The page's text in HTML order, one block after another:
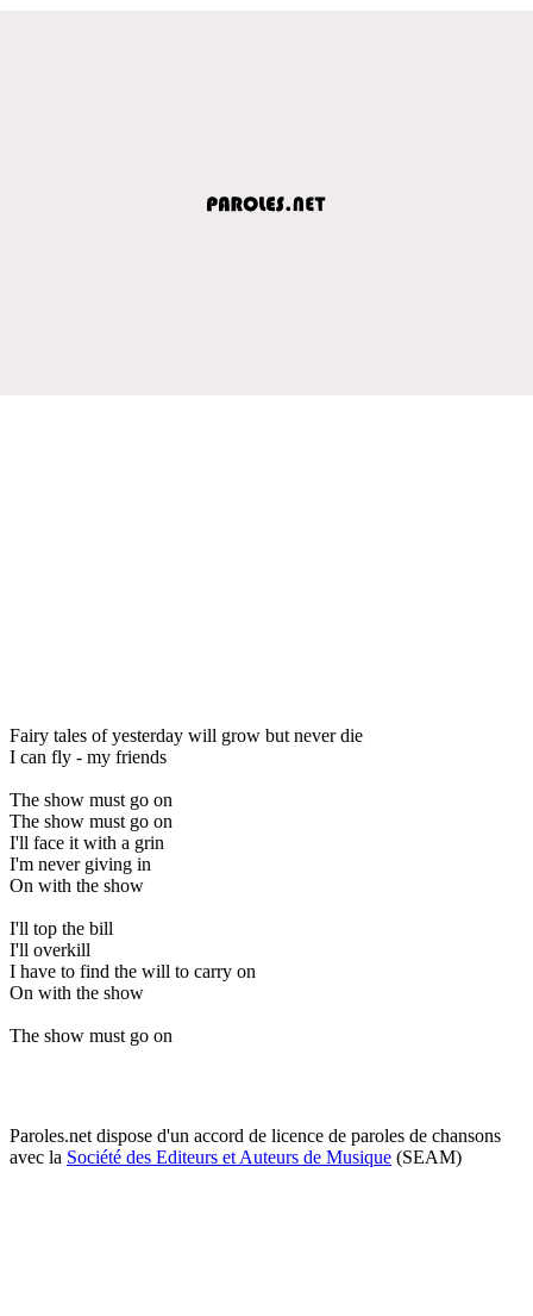
Fairy tales of yesterday will grow but never die
I can fly - my friends
The show must go on
The show must go on
I'll face it with a grin
I'm never giving in
On with the show
I'll top the bill
I'll overkill
I have to find the will to carry on
On with the show
The show must go on
Paroles.net dispose d'un accord de licence de paroles de chansons
avec la Société des Editeurs et Auteurs de Musique (SEAM)